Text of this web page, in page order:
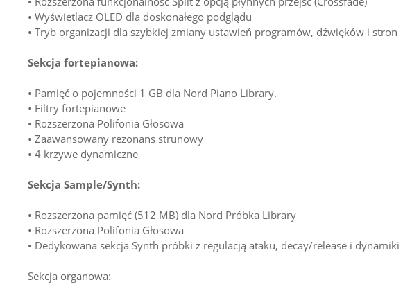
• Wyświetlacz OLED dla doskonałego podglądu
• Tryb organizacji dla szybkiej zmiany ustawień programów, dźwięków i stron
Sekcja fortepianowa:
• Pamięć o pojemności 1 GB dla Nord Piano Library.
• Filtry fortepianowe
• Rozszerzona Polifonia Głosowa
• Zaawansowany rezonans strunowy
• 4 krzywe dynamiczne
Sekcja Sample/Synth:
• Rozszerzona pamięć (512 MB) dla Nord Próbka Library
• Rozszerzona Polifonia Głosowa
• Dedykowana sekcja Synth próbki z regulacją ataku, decay/release i dynamiki
Sekcja organowa: